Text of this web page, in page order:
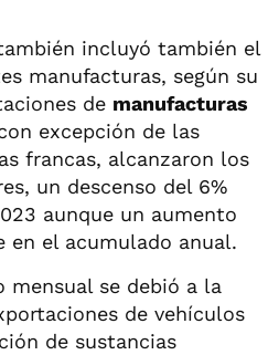
incluyó también el
manufacturas, según su
de manufacturas
excepción de las
francas, alcanzaron los
un descenso del 6%
aunque un aumento
en el acumulado anual.
mensual se debió a la
de vehículos
de sustancias